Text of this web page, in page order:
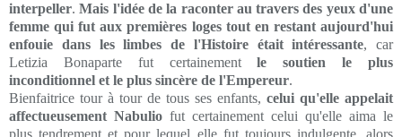
interpeller.Mais l'idée de la raconter au travers des yeux d'une
femme qui fut aux premières loges tout en restant aujourd'hui
enfouie dans les limbes de l'Histoire était intéressante, car
Letizia Bonaparte fut certainementle soutien le plus
inconditionnel et le plus sincère de l'Empereur.
Bienfaitrice tour à tour de tous ses enfants, celui qu'elle appelait
affectueusement Nabulio fut certainement celui qu'elle aima le
plus tendrement et pour lequel elle fut toujours indulgente, alors